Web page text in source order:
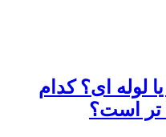
لوله ای؟ کدام
تر است؟